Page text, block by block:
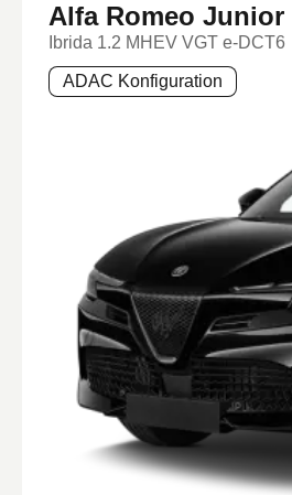
Alfa Romeo Junior
Ibrida 1.2 MHEV VGT e-DCT6
ADAC Konfiguration